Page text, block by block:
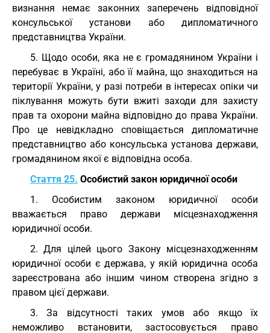
визнання немає законних заперечень відповідної
консульської установи або дипломатичного
представництва України.
5. Щодо особи, яка не є громадянином України і
перебуває в Україні, або її майна, що знаходиться на
території України, у разі потреби в інтересах опіки чи
піклування можуть бути вжиті заходи для захисту
прав та охорони майна відповідно до права України.
Про це невідкладно сповіщається дипломатичне
представництво або консульська установа держави,
громадянином якої є відповідна особа.
Стаття 25. Особистий закон юридичної особи
1. Особистим законом юридичної особи
вважається право держави місцезнаходження
юридичної особи.
2. Для цілей цього Закону місцезнаходженням
юридичної особи є держава, у якій юридична особа
зареєстрована або іншим чином створена згідно з
правом цієї держави.
3. За відсутності таких умов або якщо їх
неможливо встановити, застосовується право